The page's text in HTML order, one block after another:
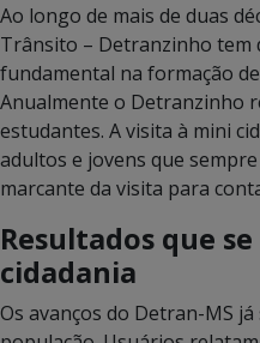
Ao longo de mais de duas
Trânsito – Detranzinho tem
fundamental na formação
Anualmente o Detranzinho
estudantes. A visita à mini
adultos e jovens que
marcante da visita para
Resultados que
cidadania
Os avanços do Detran-MS